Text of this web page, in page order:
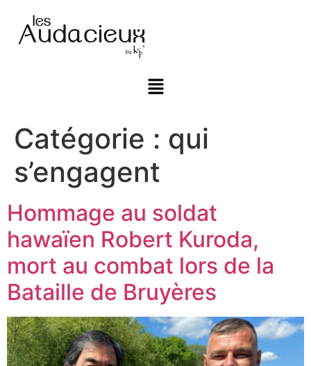
Catégorie : qui
s’engagent
Hommage au soldat
hawaïen Robert Kuroda,
mort au combat lors de la
Bataille de Bruyères